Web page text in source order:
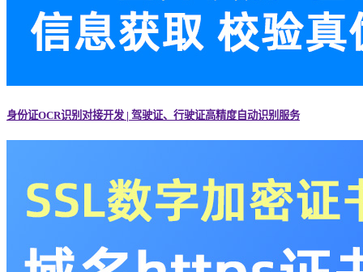
身份证OCR识别对接开发 | 驾驶证、行驶证高精度自动识别服务